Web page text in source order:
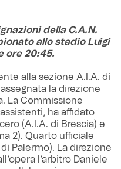
della C.A.N.
allo stadio Luigi
ore 20:45.
alla sezione A.I.A. di
la direzione
La Commissione
ha affidato
(A.I.A. di Brescia) e
2). Quarto ufficiale
di Palermo). La direzione
l’arbitro Daniele